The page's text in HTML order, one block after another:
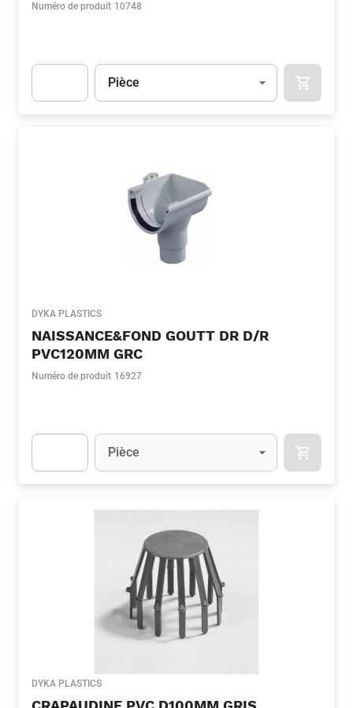
Numéro de produit 10748
Unité
Pièce
DYKA PLASTICS
NAISSANCE&FOND GOUTT DR D/R
PVC120MM GRC
Numéro de produit 16927
Unité
Pièce
DYKA PLASTICS